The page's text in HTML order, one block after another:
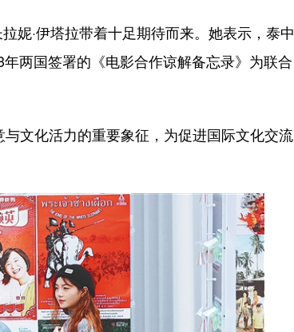
·伊塔拉带着十足期待而来。她表示，泰中
两国签署的《电影合作谅解备忘录》为联合
文化活力的重要象征，为促进国际文化交流